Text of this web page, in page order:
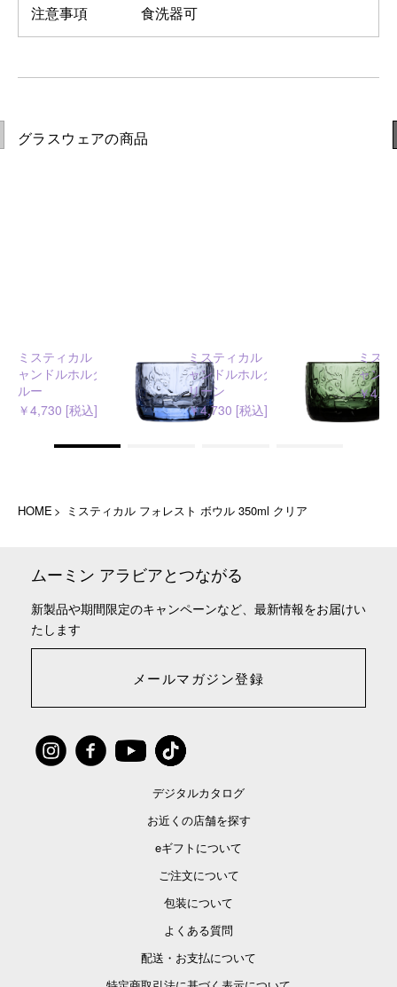
注意事項 食洗器可
グラスウェアの商品
ミスティカル フォレスト キ
ャンドルホルダー アクアブ
ルー
￥4,730 [税込]
ミスティカル フォレスト キ
ャンドルホルダー パイング
リーン
￥4,730 [税込]
ミス
ャン
￥
HOME ミスティカル フォレスト ボウル 350ml クリア
ムーミン アラビアとつながる
新製品や期間限定のキャンペーンなど、最新情報をお届けい
たします
メールマガジン登録
デジタルカタログ
お近くの店舗を探す
eギフトについて
ご注文について
包装について
よくある質問
配送・お支払について